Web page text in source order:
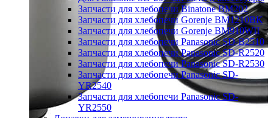
Запчасти для хлебопечи Binatone BM202
Запчасти для хлебопечи Gorenje BM1210BK
Запчасти для хлебопечи Gorenje BM910WII
Запчасти для хлебопечи Panasonic SD-B2510
Запчасти для хлебопечи Panasonic SD-R2520
Запчасти для хлебопечи Panasonic SD-R2530
Запчасти для хлебопечи Panasonic SD-
YR2540
Запчасти для хлебопечи Panasonic SD-
YR2550